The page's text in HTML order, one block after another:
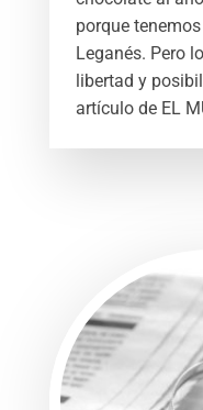
porque
Leganés. Pero
libertad y
artículo de EL